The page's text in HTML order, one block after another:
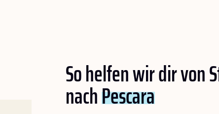
So helfen wir dir von
nachPescara